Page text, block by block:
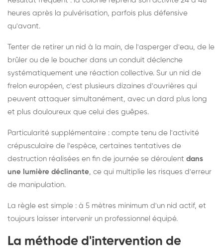
heures après la pulvérisation, parfois plus défensive
qu'avant.
Tenter de retirer un nid à la main, de l'asperger d'eau, de le
brûler ou de le boucher dans un conduit déclenche
systématiquement une réaction collective. Sur un nid de
frelon européen, c'est plusieurs dizaines d'ouvrières qui
peuvent attaquer simultanément, avec un dard plus long
et plus douloureux que celui des guêpes.
Particularité supplémentaire : compte tenu de l'activité
crépusculaire de l'espèce, certaines tentatives de
destruction réalisées en fin de journée se déroulent dans
une lumière déclinante, ce qui multiplie les risques d'erreur
de manipulation.
La règle est simple : à 5 mètres minimum d'un nid actif, et
toujours laisser intervenir un professionnel équipé.
La méthode d'intervention de